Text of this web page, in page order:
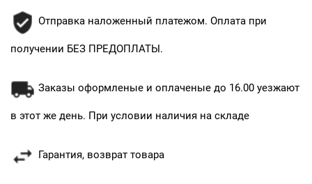
Отправка наложенный платежом. Оплата при
получении БЕЗ ПРЕДОПЛАТЫ.
Заказы оформленые и оплаченые до 16.00 уезжают
в этот же день. При условии наличия на складе
Гарантия, возврат товара